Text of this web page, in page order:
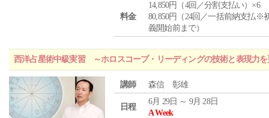
料金
14,850円（4回／分割支払い）×6
80,850円（24回／一括前納支払※
義開始前まで）
西洋占星術中級実習 ～ホロスコープ・リーディングの技術と表現力
講師 森信 彰雄
日程
6月 29日 ～ 9月 28日
A Week